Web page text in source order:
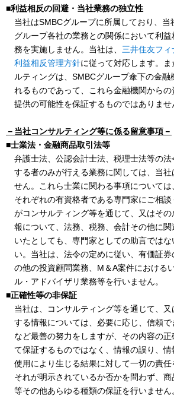
■利益相反の回避・当社業務の独立性
当社はSMBCグループに所属しており、当
グループ各社の業務との関係において利
務を実施しません。当社は、 三井住友フ
利益相反管理方針に従って対応します。
ルティングは、SMBCグループ傘下の金融
れるものであって、これら金融機関から
提供の可能性を保証するものではありませ
－当社コンサルティング等に係る留意事項－
■士業法・金融商品取引法等
弁護士法、公認会計士法、税理士法等の
する者のみが行える業務に関しては、当社
せん。これら士業に関わる事項については
それぞれの有資格者である専門家にご相
がコンサルティング等を通じて、又はそ
報について、法務、税務、会計その他に
いたとしても、専門家としての助言では
い。当社は、法令の定めに従い、有価証
の他の投資顧問業務、M＆A案件における
ル・アドバイザリ業務等を行いません。
■正確性等の非保証
当社は、コンサルティング等を通じて、
する情報については、必要に応じ、信頼
など最善の努力をしますが、その内容の
て保証するものではなく、情報の誤り、
使用により生じる結果に対して一切の責任
それが明示されているか否かを問わず、
等その他あらゆる種類の保証を行いません